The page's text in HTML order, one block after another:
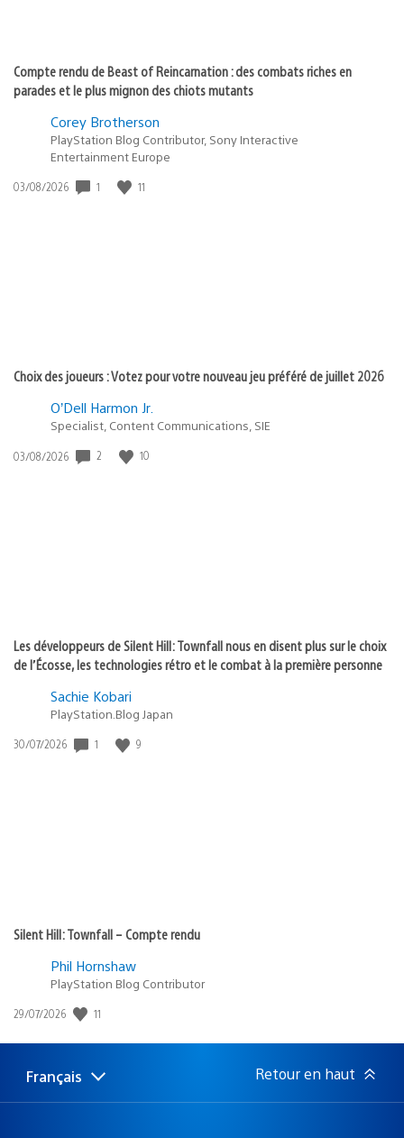
Compte rendu de Beast of Reincarnation : des combats riches en
parades et le plus mignon des chiots mutants
Corey Brotherson
PlayStation Blog Contributor, Sony Interactive
Entertainment Europe
Date
03/08/2026 1 11
Choix des joueurs : Votez pour votre nouveau jeu préféré de juillet 2026
O’Dell Harmon Jr.
Specialist, Content Communications, SIE
Date
03/08/2026 2 10
Les développeurs de Silent Hill: Townfall nous en disent plus sur le choix
de l’Écosse, les technologies rétro et le combat à la première personne
Sachie Kobari
PlayStation.Blog Japan
Date
30/07/2026 1 9
Silent Hill: Townfall – Compte rendu
Phil Hornshaw
PlayStation Blog Contributor
Date
publication
29/07/2026 11
Choisir
une
Région
actuelle
Français Retour en haut